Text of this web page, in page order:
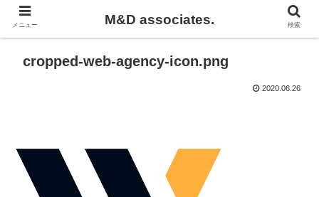
cropped-web-agency-icon.png
2020.06.26
メニュー M&D associates. 検索